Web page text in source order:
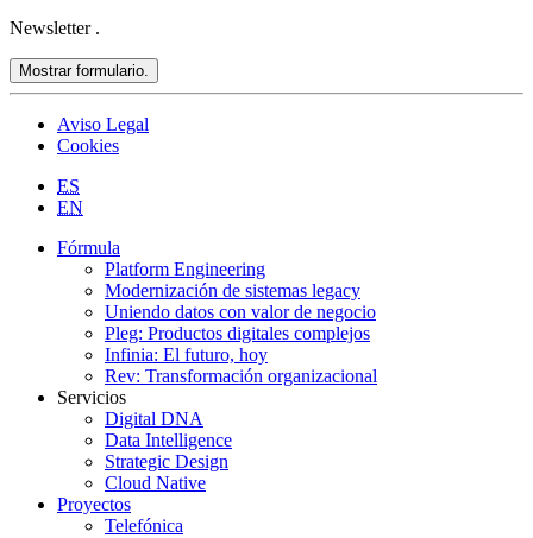
Newsletter .
Mostrar formulario.
Aviso Legal
Cookies
ES
EN
Fórmula
Platform Engineering
Modernización de sistemas legacy
Uniendo datos con valor de negocio
Pleg: Productos digitales complejos
Infinia: El futuro, hoy
Rev: Transformación organizacional
Servicios
Digital DNA
Data Intelligence
Strategic Design
Cloud Native
Proyectos
Telefónica